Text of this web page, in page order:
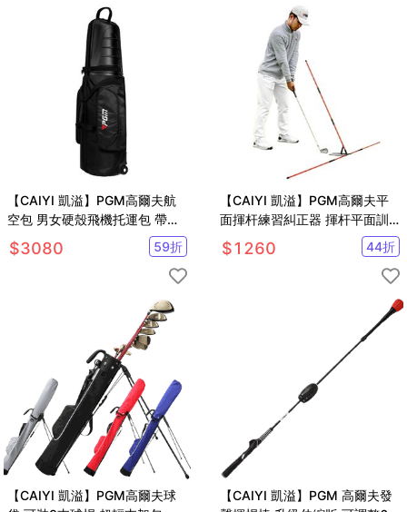
【CAIYI 凱溢】PGM高爾夫航
空包 男女硬殼飛機托運包 帶輪
滑旅行球包
$3080 59折
【CAIYI 凱溢】PGM高爾夫平
面揮杆練習糾正器 揮杆平面訓
練器
$1260 44折
【CAIYI 凱溢】PGM高爾夫球
【CAIYI 凱溢】PGM 高爾夫發